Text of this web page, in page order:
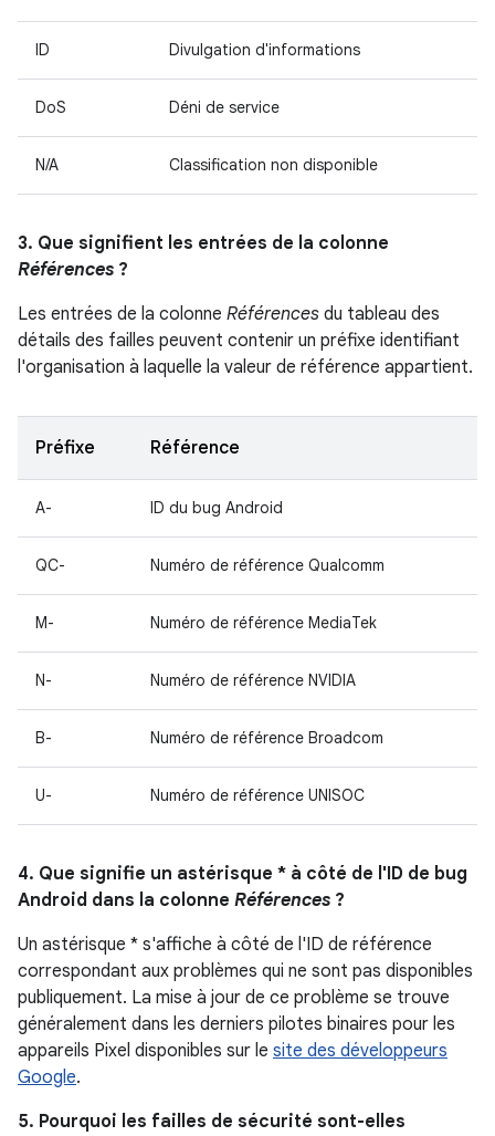
ID Divulgation d'informations
DoS Déni de service
N/A Classification non disponible
3. Que signifient les entrées de la colonne
Références ?
Les entrées de la colonne Références du tableau des
détails des failles peuvent contenir un préfixe identifiant
l'organisation à laquelle la valeur de référence appartient.
Préfixe Référence
A- ID du bug Android
QC- Numéro de référence Qualcomm
M- Numéro de référence MediaTek
N- Numéro de référence NVIDIA
B- Numéro de référence Broadcom
U- Numéro de référence UNISOC
4. Que signifie un astérisque * à côté de l'ID de bug
Android dans la colonne Références ?
Un astérisque * s'affiche à côté de l'ID de référence
correspondant aux problèmes qui ne sont pas disponibles
publiquement. La mise à jour de ce problème se trouve
généralement dans les derniers pilotes binaires pour les
appareils Pixel disponibles sur le site des développeurs
Google.
5. Pourquoi les failles de sécurité sont-elles